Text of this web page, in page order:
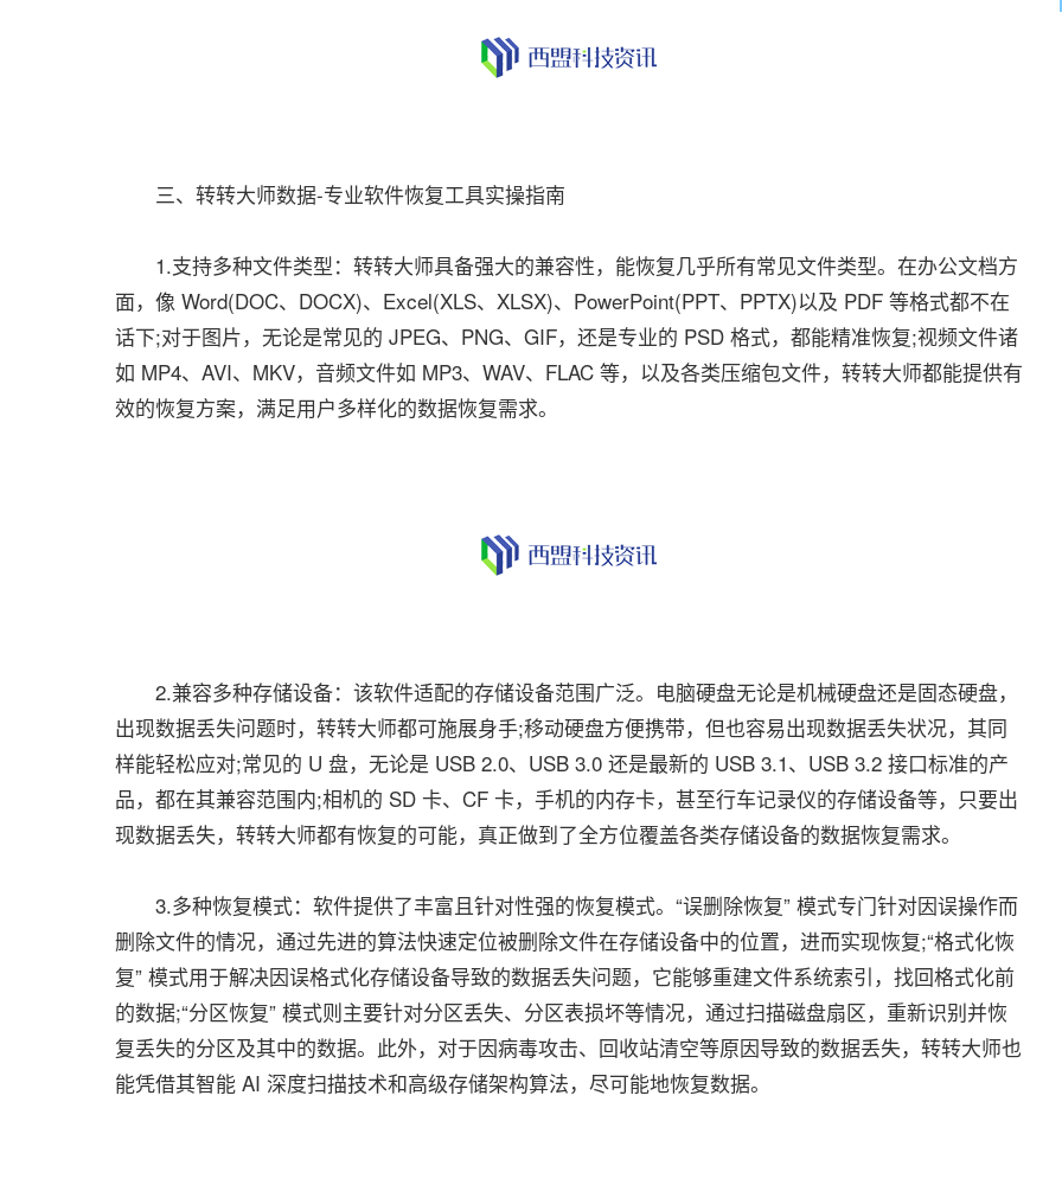
三、转转大师数据-专业软件恢复工具实操指南
1.支持多种文件类型：转转大师具备强大的兼容性，能恢复几乎所有常见文件类型。在办公文档方
面，像 Word(DOC、DOCX)、Excel(XLS、XLSX)、PowerPoint(PPT、PPTX)以及 PDF 等格式都不在
话下;对于图片，无论是常见的 JPEG、PNG、GIF，还是专业的 PSD 格式，都能精准恢复;视频文件诸
如 MP4、AVI、MKV，音频文件如 MP3、WAV、FLAC 等，以及各类压缩包文件，转转大师都能提供有
效的恢复方案，满足用户多样化的数据恢复需求。
2.兼容多种存储设备：该软件适配的存储设备范围广泛。电脑硬盘无论是机械硬盘还是固态硬盘，
出现数据丢失问题时，转转大师都可施展身手;移动硬盘方便携带，但也容易出现数据丢失状况，其同
样能轻松应对;常见的 U 盘，无论是 USB 2.0、USB 3.0 还是最新的 USB 3.1、USB 3.2 接口标准的产
品，都在其兼容范围内;相机的 SD 卡、CF 卡，手机的内存卡，甚至行车记录仪的存储设备等，只要出
现数据丢失，转转大师都有恢复的可能，真正做到了全方位覆盖各类存储设备的数据恢复需求。
3.多种恢复模式：软件提供了丰富且针对性强的恢复模式。“误删除恢复” 模式专门针对因误操作而
删除文件的情况，通过先进的算法快速定位被删除文件在存储设备中的位置，进而实现恢复;“格式化恢
复” 模式用于解决因误格式化存储设备导致的数据丢失问题，它能够重建文件系统索引，找回格式化前
的数据;“分区恢复” 模式则主要针对分区丢失、分区表损坏等情况，通过扫描磁盘扇区，重新识别并恢
复丢失的分区及其中的数据。此外，对于因病毒攻击、回收站清空等原因导致的数据丢失，转转大师也
能凭借其智能 AI 深度扫描技术和高级存储架构算法，尽可能地恢复数据。